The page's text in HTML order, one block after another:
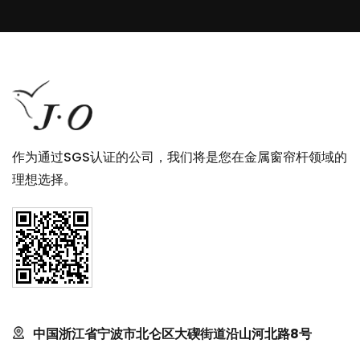
作为通过SGS认证的公司，我们将是您在金属窗帘杆领域的
理想选择。
中国浙江省宁波市北仑区大碶街道沿山河北路8号